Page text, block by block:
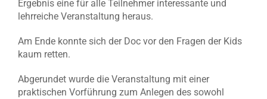
Ergebnis eine für alle Teilnehmer interessante und
lehrreiche Veranstaltung heraus.
Am Ende konnte sich der Doc vor den Fragen der Kids
kaum retten.
Abgerundet wurde die Veranstaltung mit einer
praktischen Vorführung zum Anlegen des sowohl